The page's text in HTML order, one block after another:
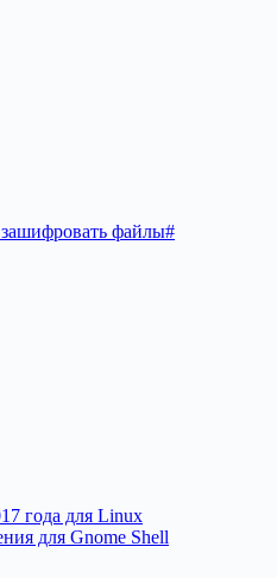
зашифровать файлы#
года для Linux
для Gnome Shell